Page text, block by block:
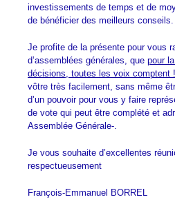
investissements de temps et de
de bénéficier des meilleurs conseils.
Je profite de la présente pour vous
d’assemblées générales, que pour
décisions, toutes les voix comptent !
vôtre très facilement, sans même
d’un pouvoir pour vous y faire
de vote qui peut être complété et
Assemblée Générale-.
Je vous souhaite d’excellentes
respectueusement
François-Emmanuel BORREL